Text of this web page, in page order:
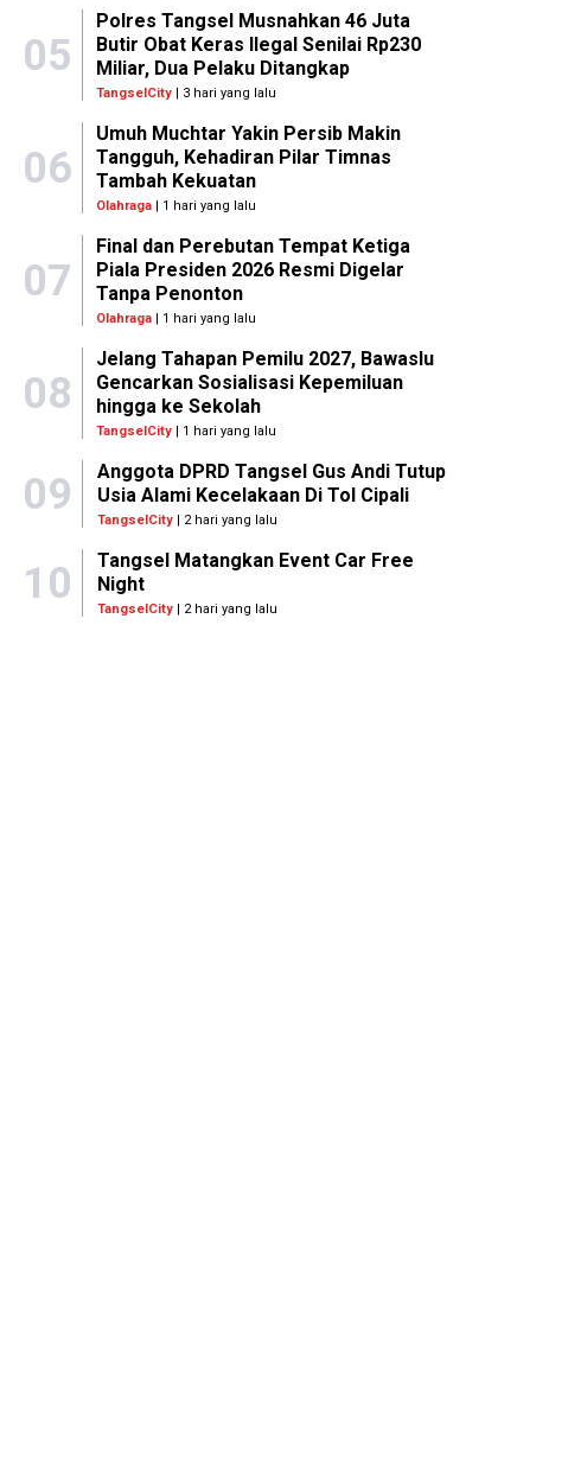
05
Polres Tangsel Musnahkan 46 Juta
Butir Obat Keras Ilegal Senilai Rp230
Miliar, Dua Pelaku Ditangkap
TangselCity | 3 hari yang lalu
06
Umuh Muchtar Yakin Persib Makin
Tangguh, Kehadiran Pilar Timnas
Tambah Kekuatan
Olahraga | 1 hari yang lalu
07
Final dan Perebutan Tempat Ketiga
Piala Presiden 2026 Resmi Digelar
Tanpa Penonton
Olahraga | 1 hari yang lalu
08
Jelang Tahapan Pemilu 2027, Bawaslu
Gencarkan Sosialisasi Kepemiluan
hingga ke Sekolah
TangselCity | 1 hari yang lalu
09
Anggota DPRD Tangsel Gus Andi Tutup
Usia Alami Kecelakaan Di Tol Cipali
TangselCity| 2 hari yang lalu
10
Tangsel Matangkan Event Car Free
Night
TangselCity| 2 hari yang lalu